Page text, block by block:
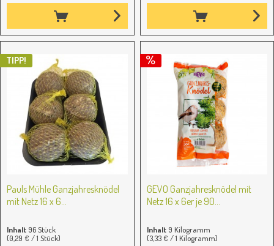
TIPP!
Pauls Mühle Ganzjahresknödel
mit Netz 16 x 6...
Inhalt 96 Stück
(0,29 € / 1 Stück)
GEVO Ganzjahresknödel mit
Netz 16 x 6er je 90...
Inhalt 9 Kilogramm
(3,33 € / 1 Kilogramm)